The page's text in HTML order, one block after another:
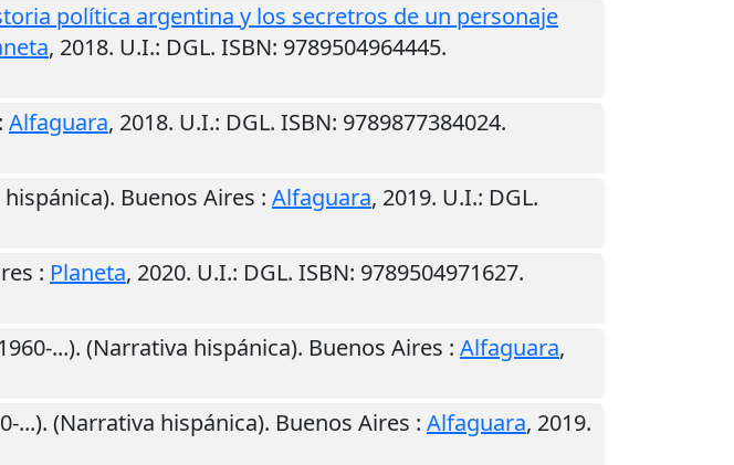
política argentina y los secretros de un personaje
, 2018. U.I.: DGL. ISBN: 9789504964445.
: Alfaguara, 2018. U.I.: DGL. ISBN: 9789877384024.
Buenos Aires : Alfaguara, 2019. U.I.: DGL.
: Planeta, 2020. U.I.: DGL. ISBN: 9789504971627.
...). (Narrativa hispánica). Buenos Aires : Alfaguara,
...). (Narrativa hispánica). Buenos Aires : Alfaguara, 2019.